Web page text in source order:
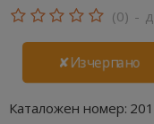
✘Изчерпано
Каталожен номер:
(0) -